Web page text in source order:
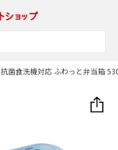
抗菌食洗機対応 ふわっと弁当箱